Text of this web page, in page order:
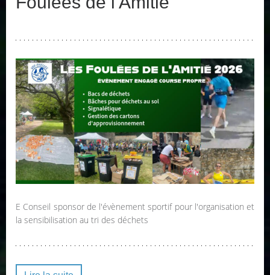
E Conseil sponsor de l'évènement sportif pour l'organisation et
la sensibilisation au tri des déchets